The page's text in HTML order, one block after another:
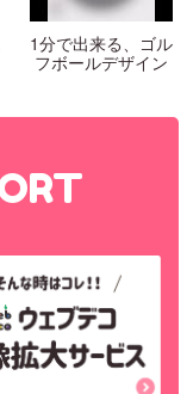
1分で出来る、ゴル
フボールデザイン